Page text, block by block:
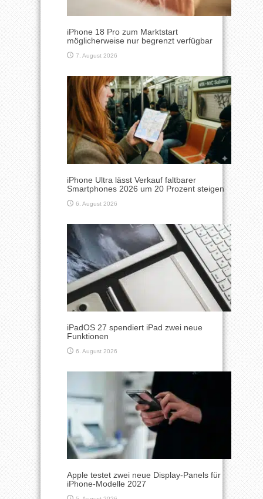
iPhone 18 Pro zum Marktstart
möglicherweise nur begrenzt verfügbar
7. August 2026
iPhone Ultra lässt Verkauf faltbarer
Smartphones 2026 um 20 Prozent steigen
6. August 2026
iPadOS 27 spendiert iPad zwei neue
Funktionen
6. August 2026
Apple testet zwei neue Display-Panels für
iPhone-Modelle 2027